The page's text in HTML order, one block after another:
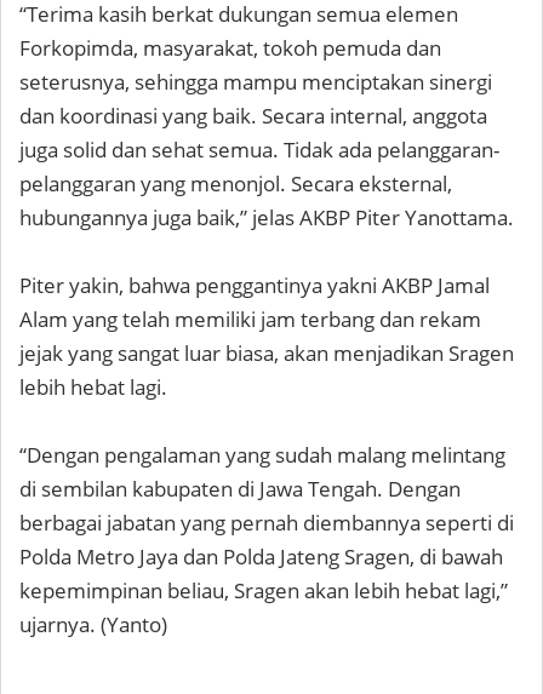
“Terima kasih berkat dukungan semua elemen
Forkopimda, masyarakat, tokoh pemuda dan
seterusnya, sehingga mampu menciptakan sinergi
dan koordinasi yang baik. Secara internal, anggota
juga solid dan sehat semua. Tidak ada pelanggaran-
pelanggaran yang menonjol. Secara eksternal,
hubungannya juga baik,” jelas AKBP Piter Yanottama.
Piter yakin, bahwa penggantinya yakni AKBP Jamal
Alam yang telah memiliki jam terbang dan rekam
jejak yang sangat luar biasa, akan menjadikan Sragen
lebih hebat lagi.
“Dengan pengalaman yang sudah malang melintang
di sembilan kabupaten di Jawa Tengah. Dengan
berbagai jabatan yang pernah diembannya seperti di
Polda Metro Jaya dan Polda Jateng Sragen, di bawah
kepemimpinan beliau, Sragen akan lebih hebat lagi,”
ujarnya. (Yanto)